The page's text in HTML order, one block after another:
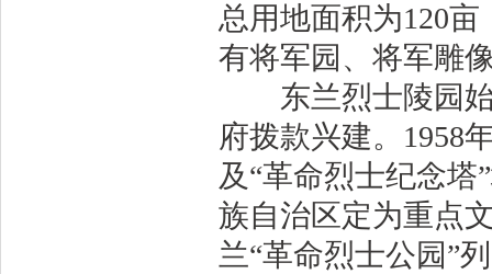
总用地面积为120
有将军园、将军雕
东兰烈士陵园始
府拨款兴建。1958
及“革命烈士纪念塔
族自治区定为重点
兰“革命烈士公园”